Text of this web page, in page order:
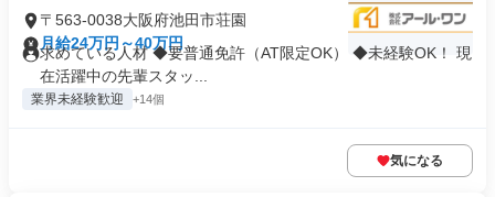
〒563-0038大阪府池田市荘園
月給24万円～40万円
求めている人材 ◆要普通免許（AT限定OK） ◆未経験OK！ 現
在活躍中の先輩スタッ...
業界未経験歓迎 +14個
気になる